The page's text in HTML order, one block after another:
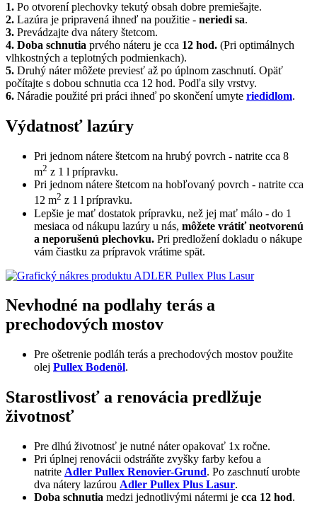
1. Po otvorení plechovky tekutý obsah dobre premiešajte.
2. Lazúra je pripravená ihneď na použitie - neriedi sa.
3. Prevádzajte dva nátery štetcom.
4. Doba schnutia prvého náteru je cca 12 hod. (Pri optimálnych
vlhkostných a teplotných podmienkach).
5. Druhý náter môžete previesť až po úplnom zaschnutí. Opäť
počítajte s dobou schnutia cca 12 hod. Podľa sily vrstvy.
6. Náradie použité pri práci ihneď po skončení umyte riedidlom.
Výdatnosť lazúry
Pri jednom nátere štetcom na hrubý povrch - natrite cca 8
m2 z 1 l prípravku.
Pri jednom nátere štetcom na hobľovaný povrch - natrite cca
12 m2 z 1 l prípravku.
Lepšie je mať dostatok prípravku, než jej mať málo - do 1
mesiaca od nákupu lazúry u nás, môžete vrátiť neotvorenú
a neporušenú plechovku. Pri predložení dokladu o nákupe
vám čiastku za prípravok vrátime spät.
Nevhodné na podlahy terás a
prechodových mostov
Pre ošetrenie podláh terás a prechodových mostov použite
olej Pullex Bodenöl.
Starostlivosť a renovácia predlžuje
životnosť
Pre dlhú životnosť je nutné náter opakovať 1x ročne.
Pri úplnej renovácii odstráňte zvyšky farby kefou a
natrite Adler Pullex Renovier-Grund. Po zaschnutí urobte
dva nátery lazúrou Adler Pullex Plus Lasur.
Doba schnutia medzi jednotlivými nátermi je cca 12 hod.